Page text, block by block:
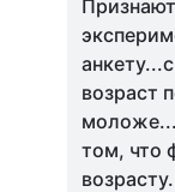
возраст
том, что